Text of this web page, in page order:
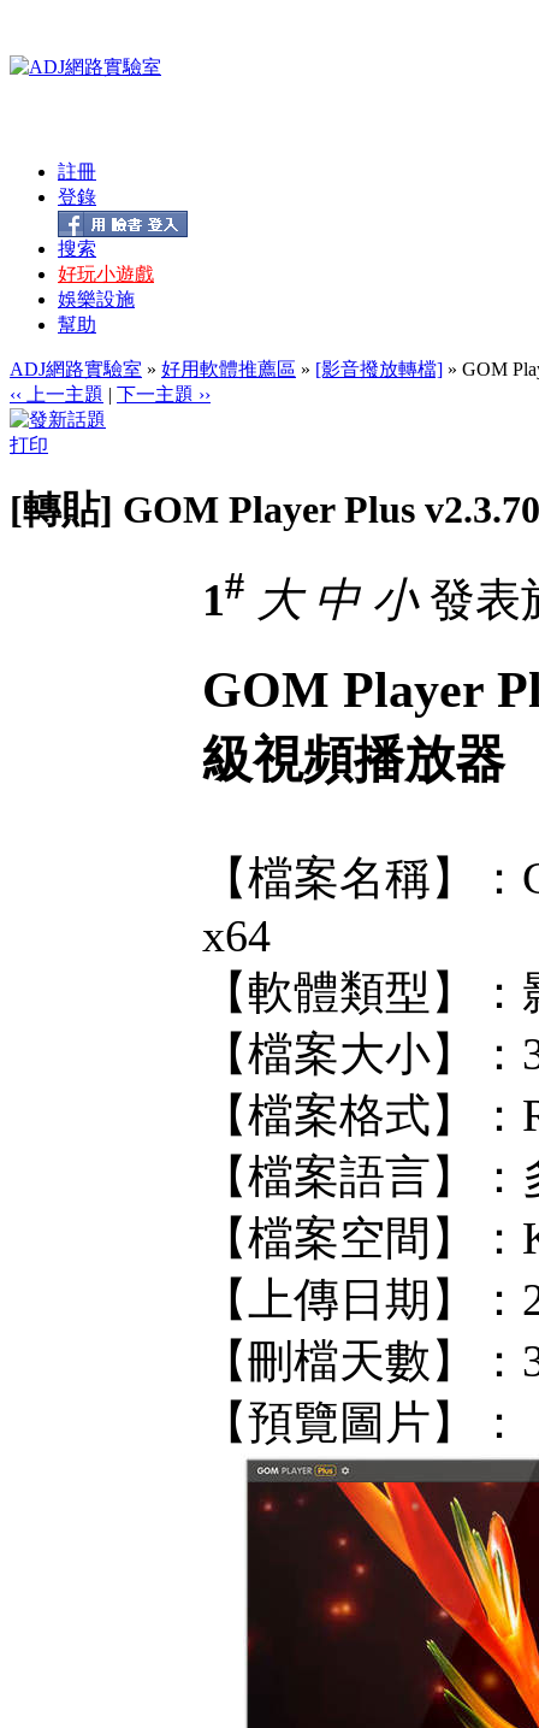
註冊
登錄
搜索
好玩小遊戲
娛樂設施
幫助
ADJ網路實驗室 » 好用軟體推薦區 » [影音撥放轉檔] » GOM
‹‹ 上一主題 | 下一主題 ››
打印
[轉貼] GOM Player Plus
1# 大 中 小發表
GOM Player
級視頻播放器
【檔案名稱】：
x64
【軟體類型】
【檔案大小】：
【檔案格式】：
【檔案語言】
【檔案空間】
【上傳日期】：
【刪檔天數】
【預覽圖片】：